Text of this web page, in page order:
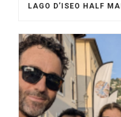
LAGO D’ISEO HALF